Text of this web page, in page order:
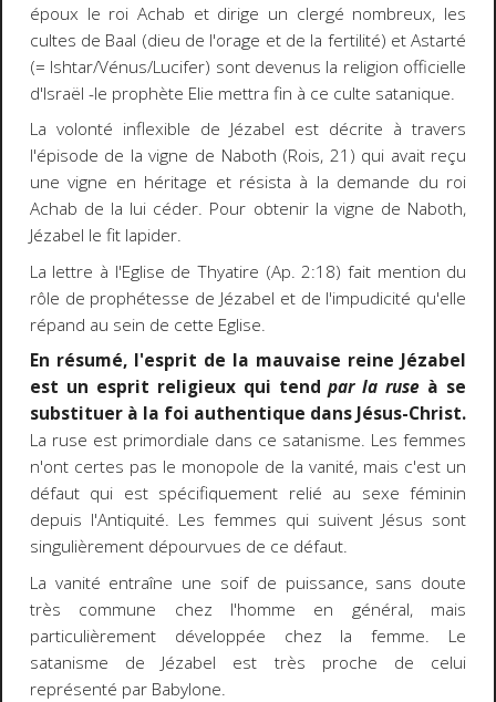
époux le roi Achab et dirige un clergé nombreux, les
cultes de Baal (dieu de l'orage et de la fertilité) et Astarté
(= Ishtar/Vénus/Lucifer) sont devenus la religion officielle
d'Israël -le prophète Elie mettra fin à ce culte satanique.
La volonté inflexible de Jézabel est décrite à travers
l'épisode de la vigne de Naboth (Rois, 21) qui avait reçu
une vigne en héritage et résista à la demande du roi
Achab de la lui céder. Pour obtenir la vigne de Naboth,
Jézabel le fit lapider.
La lettre à l'Eglise de Thyatire (Ap. 2:18) fait mention du
rôle de prophétesse de Jézabel et de l'impudicité qu'elle
répand au sein de cette Eglise.
En résumé, l'esprit de la mauvaise reine Jézabel
est un esprit religieux qui tendpar la ruse à se
substituer à la foi authentique dans Jésus-Christ.
La ruse est primordiale dans ce satanisme. Les femmes
n'ont certes pas le monopole de la vanité, mais c'est un
défaut qui est spécifiquement relié au sexe féminin
depuis l'Antiquité. Les femmes qui suivent Jésus sont
singulièrement dépourvues de ce défaut.
La vanité entraîne une soif de puissance, sans doute
très commune chez l'homme en général, mais
particulièrement développée chez la femme. Le
satanisme de Jézabel est très proche de celui
représenté par Babylone.